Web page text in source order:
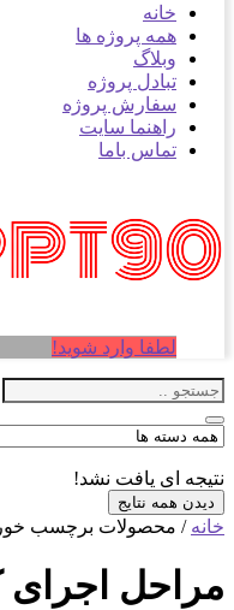
خانه
همه پروژه ها
وبلاگ
تبادل پروژه
سفارش پروژه
راهنما سایت
تماس باما
لطفا وارد شوید!
نتیجه ای یافت نشد!
دیدن همه نتایج
خانه / محصولات برچسب
مراحل